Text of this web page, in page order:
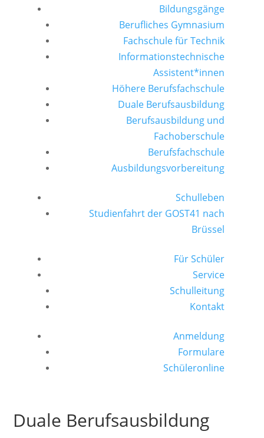
Bildungsgänge
Berufliches Gymnasium
Fachschule für Technik
Informationstechnische
Assistent*innen
Höhere Berufsfachschule
Duale Berufsausbildung
Berufsausbildung und
Fachoberschule
Berufsfachschule
Ausbildungsvorbereitung
Schulleben
Studienfahrt der GOST41 nach
Brüssel
Für Schüler
Service
Schulleitung
Kontakt
Anmeldung
Formulare
Schüleronline
Duale Berufsausbildung